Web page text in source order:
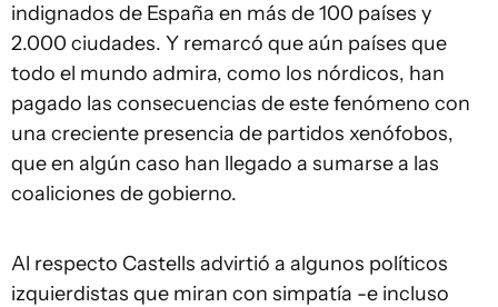
indignados de España en más de 100 países y
2.000 ciudades. Y remarcó que aún países que
todo el mundo admira, como los nórdicos, han
pagado las consecuencias de este fenómeno con
una creciente presencia de partidos xenófobos,
que en algún caso han llegado a sumarse a las
coaliciones de gobierno.
Al respecto Castells advirtió a algunos políticos
izquierdistas que miran con simpatía -e incluso